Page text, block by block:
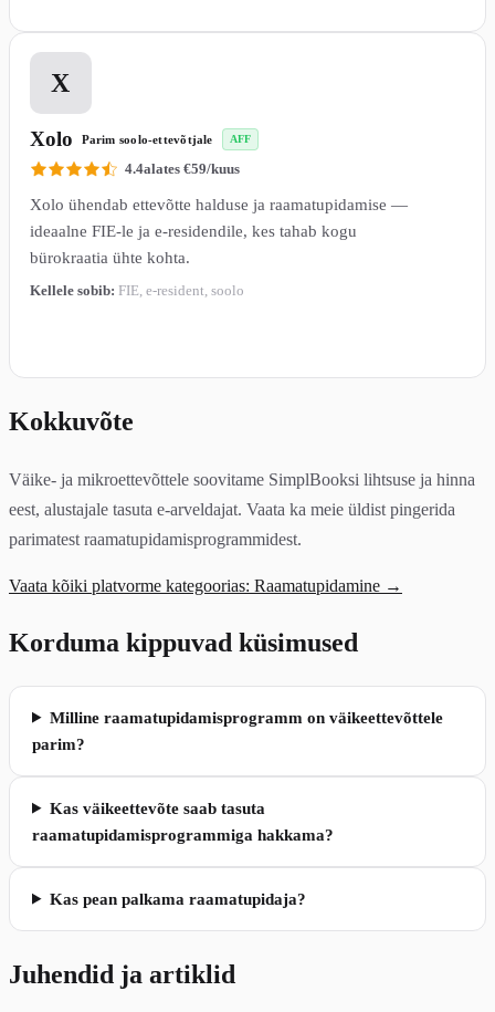
X
Xolo Parim soolo-ettevõtjale AFF
4.4alates €59/kuus
Xolo ühendab ettevõtte halduse ja raamatupidamise —
ideaalne FIE-le ja e-residendile, kes tahab kogu
bürokraatia ühte kohta.
Kellele sobib: FIE, e-resident, soolo
Kokkuvõte
Väike- ja mikroettevõttele soovitame SimplBooksi lihtsuse ja hinna
eest, alustajale tasuta e-arveldajat. Vaata ka meie üldist pingerida
parimatest raamatupidamisprogrammidest.
Vaata kõiki platvorme kategoorias: Raamatupidamine →
Korduma kippuvad küsimused
Milline raamatupidamisprogramm on väikeettevõttele
parim?
Kas väikeettevõte saab tasuta
raamatupidamisprogrammiga hakkama?
Kas pean palkama raamatupidaja?
Juhendid ja artiklid